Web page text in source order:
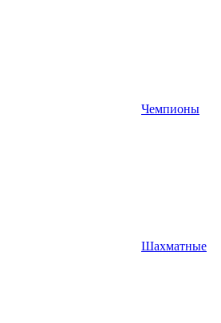
Чемпионы
Шахматные